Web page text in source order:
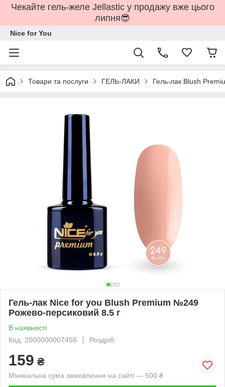
Чекайте гель-желе Jellastic у продажу вже цього
липня😎
Nice for You
Товари та послуги ГЕЛЬ-ЛАКИ Гель-лак Blush
Гель-лак Nice for you Blush Premium №249
Рожево-персиковий 8.5 г
В наявності
Код: 2000000007458
Роздріб
159 ₴
Мінімальна сума замовлення на сайті — 500 ₴